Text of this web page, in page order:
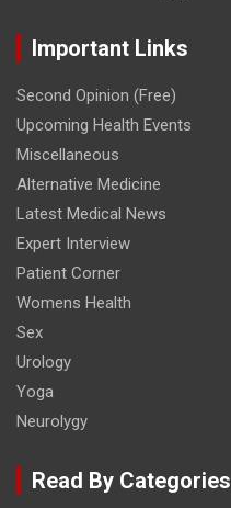
Important Links
Second Opinion (Free)
Upcoming Health Events
Miscellaneous
Alternative Medicine
Latest Medical News
Expert Interview
Patient Corner
Womens Health
Sex
Urology
Yoga
Neurolygy
Read By Categories